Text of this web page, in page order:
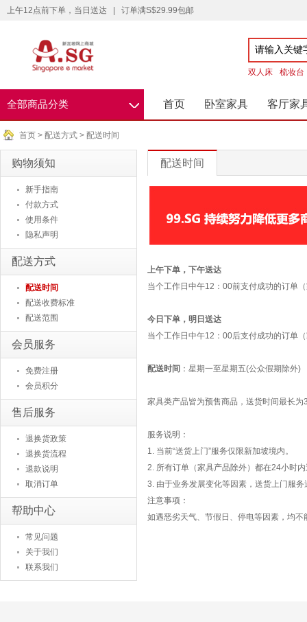
上午12点前下单，当日送达 订单满S$29.99包邮
双人床 梳妆台
全部商品分类 ◇ 首页 卧室家具 客厅家
首页 > 配送方式 > 配送时间
购物须知
新手指南
付款方式
使用条件
隐私声明
配送方式
配送时间
配送收费标准
配送范围
会员服务
免费注册
会员积分
售后服务
退换货政策
退换货流程
退款说明
取消订单
帮助中心
常见问题
关于我们
联系我们
配送时间
上午下单，下午送达
当个工作日中午12：00前支付成功的订单
今日下单，明日送达
当个工作日中午12：00后支付成功的订单
配送时间 ：星期一至星期五(公众假期除外)
家具类产品皆为预售商品，送货时间最长
服务说明：
1. 当前“送货上门”服务仅限新加坡境内。
2. 所有订单（家具产品除外）都在24小时
3. 由于业务发展变化等因素，送货上门服
注意事项：
如遇恶劣天气、节假日、停电等因素，均